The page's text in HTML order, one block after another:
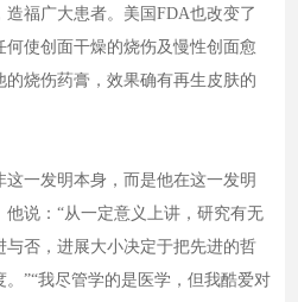
福广大患者。美国FDA也改变了
使创面干燥的烧伤及慢性创面愈
烧伤药膏，效果确有再生皮肤的
一发明本身，而是他在这一发明
说：“从一定意义上讲，研究有无
否，进展大小决定于把先进的哲
”“我尽管学的是医学，但我酷爱对